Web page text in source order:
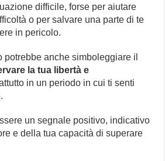
difficile, forse per aiutare
o per salvare una parte di te
in pericolo.
potrebbe anche simboleggiare il
la tua libertà e
in un periodo in cui ti senti
un segnale positivo, indicativo
e della tua capacità di superare